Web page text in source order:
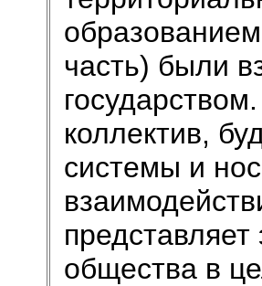
часть) были
коллектив,
системы и
общества в